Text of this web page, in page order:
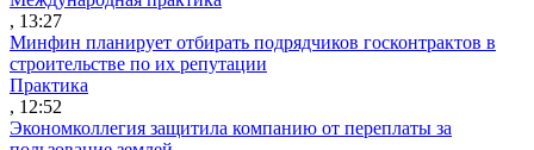
, 13:27
Минфин планирует отбирать подрядчиков госконтрактов в
строительстве по их репутации
Практика
, 12:52
Экономколлегия защитила компанию от переплаты за